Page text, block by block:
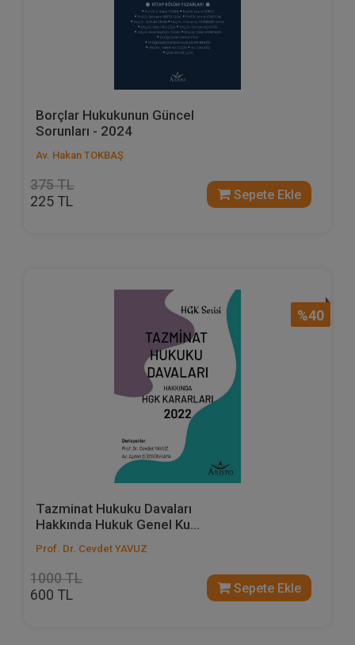
Borçlar Hukukunun Güncel
Sorunları - 2024
Av. Hakan TOKBAŞ
375 TL
225 TL Sepete Ekle
%40
Tazminat Hukuku Davaları
Hakkında Hukuk Genel Ku...
Prof. Dr. Cevdet YAVUZ
1000 TL
600 TL Sepete Ekle